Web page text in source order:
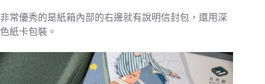
非常優秀的是紙箱內部的右邊就有說明信封包，還用深
色紙卡包裝。